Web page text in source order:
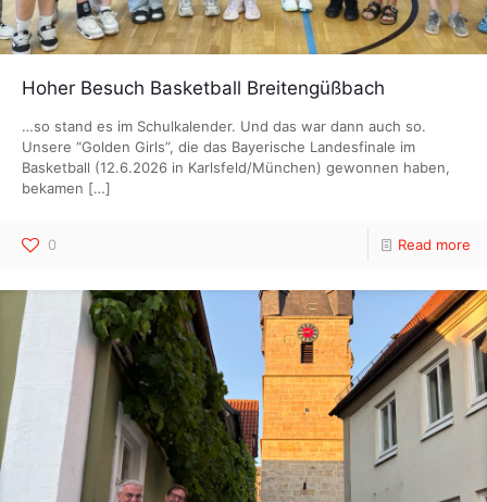
Hoher Besuch Basketball Breitengüßbach
…so stand es im Schulkalender. Und das war dann auch so.
Unsere “Golden Girls”, die das Bayerische Landesfinale im
Basketball (12.6.2026 in Karlsfeld/München) gewonnen haben,
bekamen […]
0 Read more